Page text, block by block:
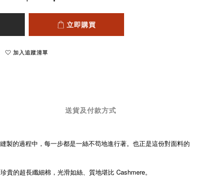
立即購買
加入追蹤清單
送貨及付款方式
製的過程中，每一步都是一絲不苟地進行著。也正是這份對面料的
的超長纖細棉，光滑如絲、質地堪比 Cashmere。